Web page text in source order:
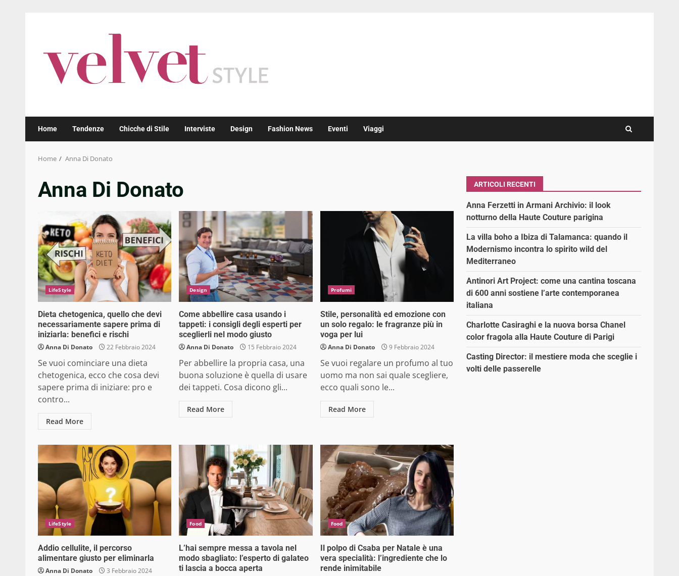
Home Tendenze Chicche di Stile Interviste Design Fashion News Eventi Viaggi
Home Anna Di Donato
Anna Di Donato
LifeStyle
Dieta chetogenica, quello che devi
necessariamente sapere prima di
iniziarla: benefici e rischi
Anna Di Donato 22 Febbraio 2024
Se vuoi cominciare una dieta
chetogenica, ecco che cosa devi
sapere prima di iniziare: pro e
contro...
Read More
Design
Come abbellire casa usando i
tappeti: i consigli degli esperti per
sceglierli nel modo giusto
Anna Di Donato 15 Febbraio 2024
Per abbellire la propria casa, una
buona soluzione è quella di usare
dei tappeti. Cosa dicono gli...
Read More
Profumi
Stile, personalità ed emozione con
un solo regalo: le fragranze più in
voga per lui
Anna Di Donato 9 Febbraio 2024
Se vuoi regalare un profumo al tuo
uomo ma non sai quale scegliere,
ecco quali sono le...
Read More
LifeStyle
Addio cellulite, il percorso
alimentare giusto per eliminarla
Anna Di Donato 3 Febbraio 2024
Food
L’hai sempre messa a tavola nel
modo sbagliato: l’esperto di galateo
ti lascia a bocca aperta
Food
Il polpo di Csaba per Natale è una
vera specialità: l’ingrediente che lo
rende inimitabile
ARTICOLI RECENTI
Anna Ferzetti in Armani Archivio: il look
notturno della Haute Couture parigina
La villa boho a Ibiza di Talamanca: quando il
Modernismo incontra lo spirito wild del
Mediterraneo
Antinori Art Project: come una cantina toscana
di 600 anni sostiene l’arte contemporanea
italiana
Charlotte Casiraghi e la nuova borsa Chanel
color fragola alla Haute Couture di Parigi
Casting Director: il mestiere moda che sceglie i
volti delle passerelle